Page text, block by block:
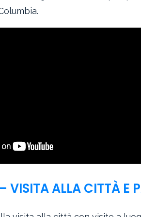
VISITA ALLA CITTÀ E